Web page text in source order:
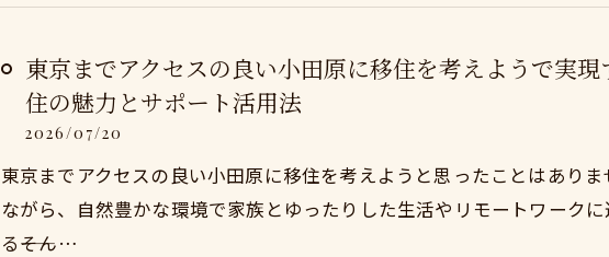
東京までアクセスの良い小田原に移住を考えようで実
住の魅力とサポート活用法
2026/07/20
東京までアクセスの良い小田原に移住を考えようと思ったことはあり
ながら、自然豊かな環境で家族とゆったりした生活やリモートワーク
る――そん…